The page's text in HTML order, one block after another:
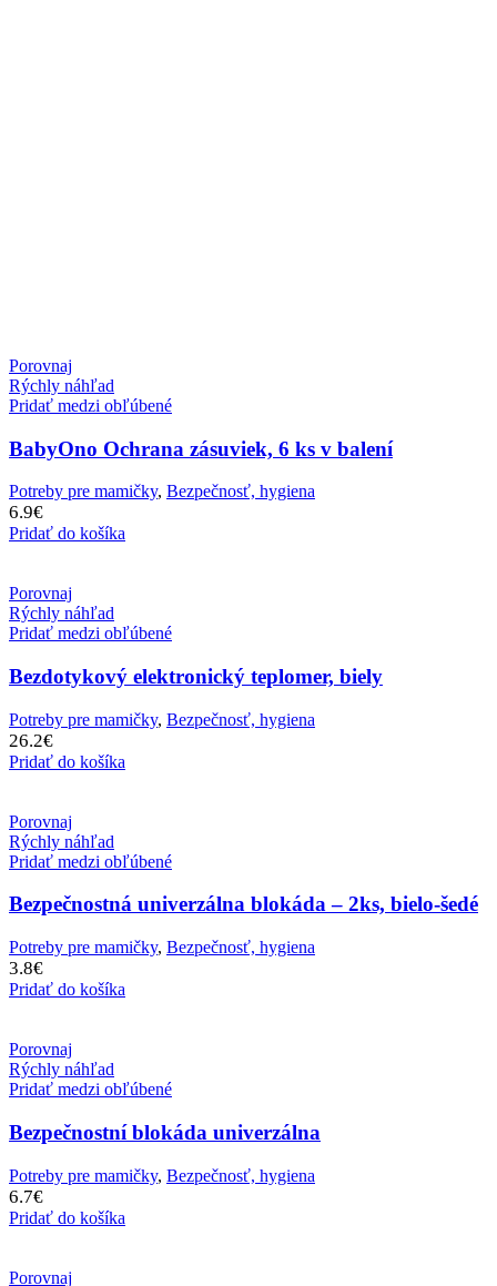
Porovnaj
Rýchly náhľad
Pridať medzi obľúbené
BabyOno Ochrana zásuviek, 6 ks v balení
Potreby pre mamičky, Bezpečnosť, hygiena
6.9€
Pridať do košíka
Porovnaj
Rýchly náhľad
Pridať medzi obľúbené
Bezdotykový elektronický teplomer, biely
Potreby pre mamičky, Bezpečnosť, hygiena
26.2€
Pridať do košíka
Porovnaj
Rýchly náhľad
Pridať medzi obľúbené
Bezpečnostná univerzálna blokáda – 2ks, bielo-šedé
Potreby pre mamičky, Bezpečnosť, hygiena
3.8€
Pridať do košíka
Porovnaj
Rýchly náhľad
Pridať medzi obľúbené
Bezpečnostní blokáda univerzálna
Potreby pre mamičky, Bezpečnosť, hygiena
6.7€
Pridať do košíka
Porovnaj